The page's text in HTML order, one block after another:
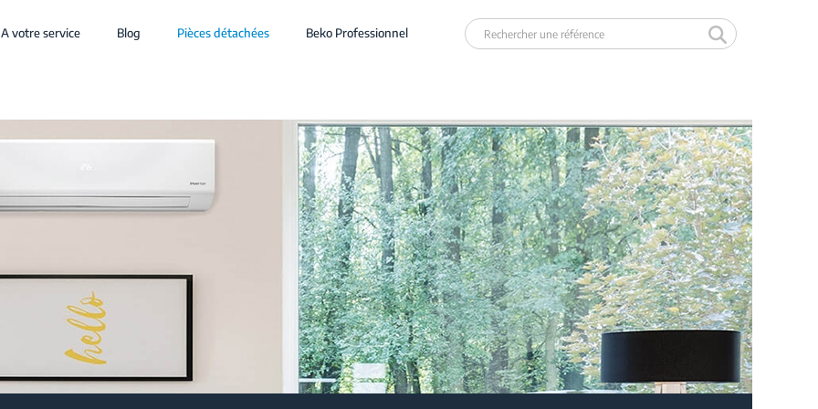
A votre service Blog Pièces détachées Beko Professionnel